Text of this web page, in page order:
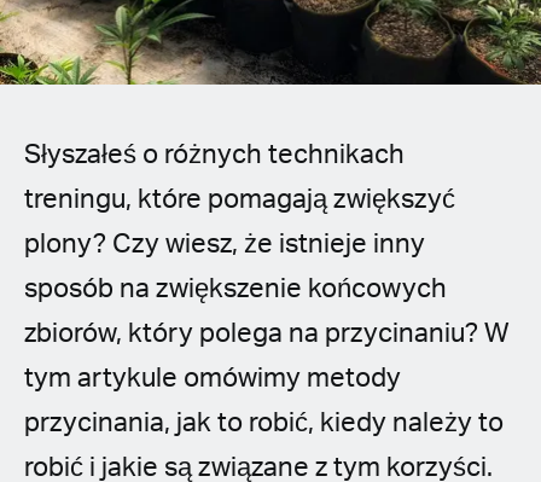
Spanish (Latin America)
German
French
Italian
Czech
Polish
Słyszałeś o różnych technikach
treningu, które pomagają zwiększyć
plony? Czy wiesz, że istnieje inny
sposób na zwiększenie końcowych
zbiorów, który polega na przycinaniu? W
tym artykule omówimy metody
przycinania, jak to robić, kiedy należy to
robić i jakie są związane z tym korzyści.